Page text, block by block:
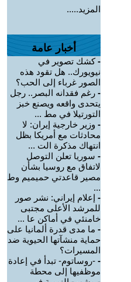
المزيد.....
أخبار عامة
-كشك تصوير في
نيويورك.. هل تقود هذه
الصور غرباء إلى الحب؟
- رغم فقدانه البصر.. رجل
يتحدى واقعه ويصنع خبز
التورتيلا في مط ...
- وزير خارجية إيران: لا
محادثات مع أمريكا بظل
انتهاك مذكرة الت ...
- سوريا تعلن التوصل
لاتفاق مع روسيا بشأن
مصير قاعدتي حميميم وط
...
- إعلام إيراني: نشر صور
للمرشد الأعلى مجتبى
خامنئي في أماكن عا ...
- ما مدى قدرة ألمانيا على
حماية منشآتها الحيوية ضد
المسيرات؟
- -روساتوم- تبدأ في إعادة
موظفيها إلى محطة